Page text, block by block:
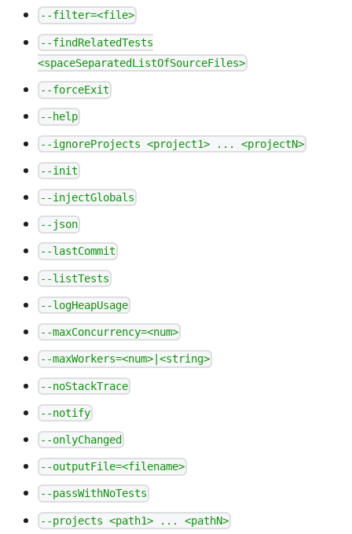
--filter=<file>
--findRelatedTests
<spaceSeparatedListOfSourceFiles>
--forceExit
--help
--ignoreProjects <project1> ... <projectN>
--init
--injectGlobals
--json
--lastCommit
--listTests
--logHeapUsage
--maxConcurrency=<num>
--maxWorkers=<num>|<string>
--noStackTrace
--notify
--onlyChanged
--outputFile=<filename>
--passWithNoTests
--projects <path1> ... <pathN>